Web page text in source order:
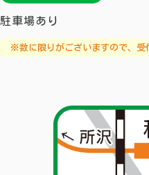
駐車場あり
※数に限りがございますので、受